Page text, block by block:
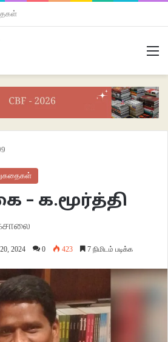
க.மூர்த்தி
2024 0 423 7 நிமிடம் படிக்க